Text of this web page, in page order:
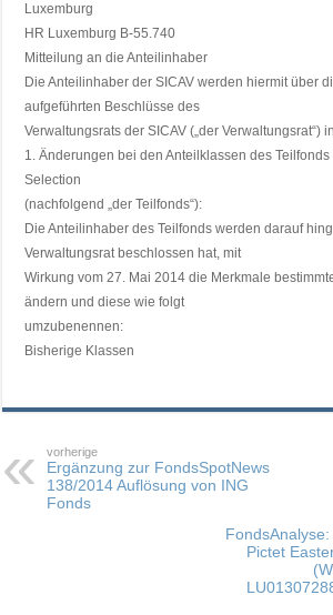
Luxemburg
HR Luxemburg B-55.740
Mitteilung an die Anteilinhaber
Die Anteilinhaber der SICAV werden hiermit über
aufgeführten Beschlüsse des
Verwaltungsrats der SICAV („der Verwaltungsrat“)
1. Änderungen bei den Anteilklassen des
Selection
(nachfolgend „der Teilfonds“):
Die Anteilinhaber des Teilfonds werden darauf
Verwaltungsrat beschlossen hat, mit
Wirkung vom 27. Mai 2014 die Merkmale
ändern und diese wie folgt
umzubenennen:
Bisherige Klassen
vorherige
Ergänzung zur FondsSpotNews
138/2014 Auflösung von ING
Fonds
FondsAnalyse:
Pictet